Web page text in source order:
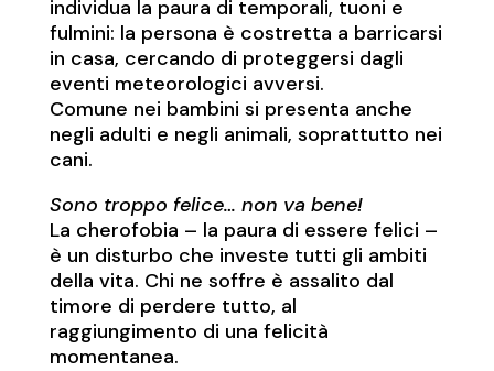
individua la paura di temporali, tuoni e
fulmini: la persona è costretta a barricarsi
in casa, cercando di proteggersi dagli
eventi meteorologici avversi.
Comune nei bambini si presenta anche
negli adulti e negli animali, soprattutto nei
cani.
Sono troppo felice… non va bene!
La cherofobia – la paura di essere felici –
è un disturbo che investe tutti gli ambiti
della vita. Chi ne soffre è assalito dal
timore di perdere tutto, al
raggiungimento di una felicità
momentanea.